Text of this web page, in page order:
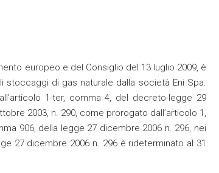
europeo e del Consiglio del 13 luglio 2009, è
di gas naturale dalla società Eni Spa.
1-ter, comma 4, del decreto-legge 29
2003, n. 290, come prorogato dall’articolo 1,
906, della legge 27 dicembre 2006 n. 296, nei
27 dicembre 2006 n. 296 è rideterminato al 31